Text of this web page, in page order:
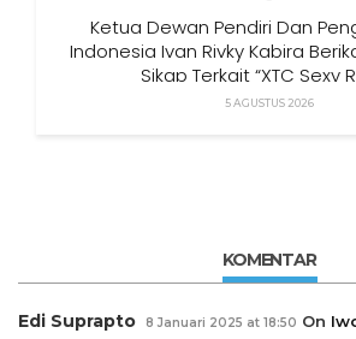
Ketua Dewan Pendiri Dan
Indonesia Ivan Rivky Kabira
Sikap Terkait “XTC Sexy
5 AGUSTUS 2026
KOMENTAR
Edi Suprapto 8 Januari 2025 at 18:50 On